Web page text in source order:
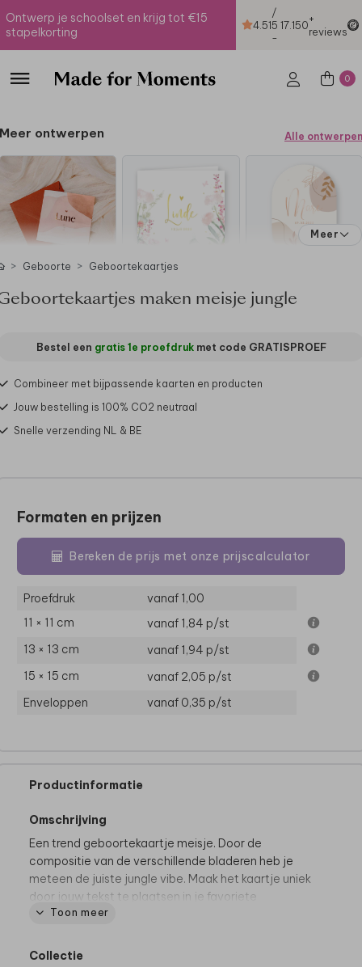
Ontwerp je schoolset en krijg tot €15
stapelkorting
4.51
/
5
-
17.150+
reviews
0
Meer ontwerpen Alle ontwerpen
Meer
Geboorte Geboortekaartjes
maken meisje jungle
Bestel een gratis 1e proefdrukmet code GRATISPROEF
Combineer met bijpassende kaarten en producten
Jouw bestelling is 100% CO2 neutraal
Snelle verzending NL & BE
Formaten en prijzen
Bereken de prijs met onze prijscalculator
Proefdruk
vanaf 1,00
11 × 11 cm
vanaf 1,84 p/st
13 × 13 cm
vanaf 1,94 p/st
15 × 15 cm
vanaf 2,05 p/st
Enveloppen
vanaf 0,35 p/st
Productinformatie
Omschrijving
Een trend geboortekaartje meisje. Door de
compositie van de verschillende bladeren heb je
meteen de juiste jungle vibe. Maak het kaartje uniek
door jouw tekst te plaatsen in je favoriete
lettertype.
Tip van onze makers:
Toon meer
Collectie